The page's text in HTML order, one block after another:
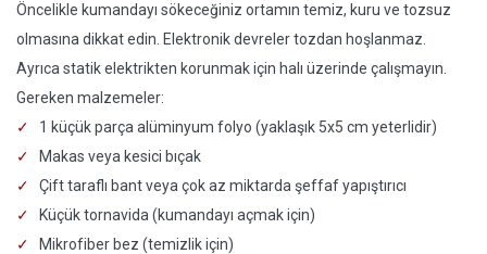
Öncelikle kumandayı sökeceğiniz ortamın temiz, kuru ve tozsuz
olmasına dikkat edin. Elektronik devreler tozdan hoşlanmaz.
Ayrıca statik elektrikten korunmak için halı üzerinde çalışmayın.
Gereken malzemeler:
1 küçük parça alüminyum folyo (yaklaşık 5x5 cm yeterlidir)
Makas veya kesici bıçak
Çift taraflı bant veya çok az miktarda şeffaf yapıştırıcı
Küçük tornavida (kumandayı açmak için)
Mikrofiber bez (temizlik için)